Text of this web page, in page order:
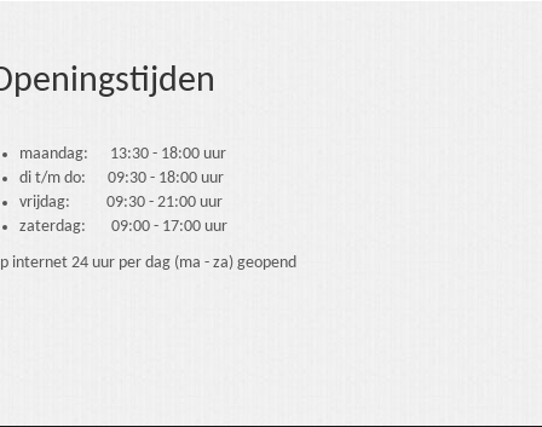
maandag: 13:30 - 18:00 uur
di t/m do: 09:30 - 18:00 uur
vrijdag: 09:30 - 21:00 uur
zaterdag: 09:00 - 17:00 uur
internet 24 uur per dag (ma - za) geopend